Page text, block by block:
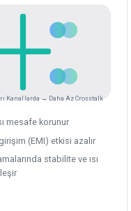
Kanallarda → Daha Az Crosstalk
mesafe korunur
(EMI) etkisi azalır
stabilite ve ısı